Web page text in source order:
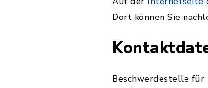
Dort können Sie
Beschwerdestelle für